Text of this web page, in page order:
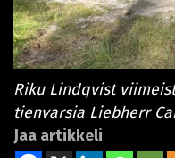
Riku Lindqvist
tienvarsia Liebherr
Jaa artikkeli